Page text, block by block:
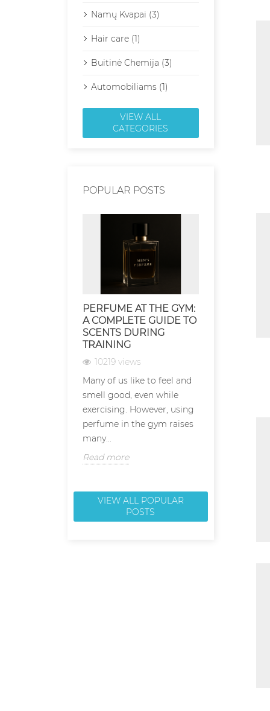
Namų Kvapai (3)
Hair care (1)
Buitinė Chemija (3)
Automobiliams (1)
VIEW ALL
CATEGORIES
POPULAR POSTS
PERFUME AT THE GYM:
A COMPLETE GUIDE TO
SCENTS DURING
TRAINING
10219 views
Many of us like to feel and
smell good, even while
exercising. However, using
perfume in the gym raises
many...
Read more
VIEW ALL POPULAR
POSTS